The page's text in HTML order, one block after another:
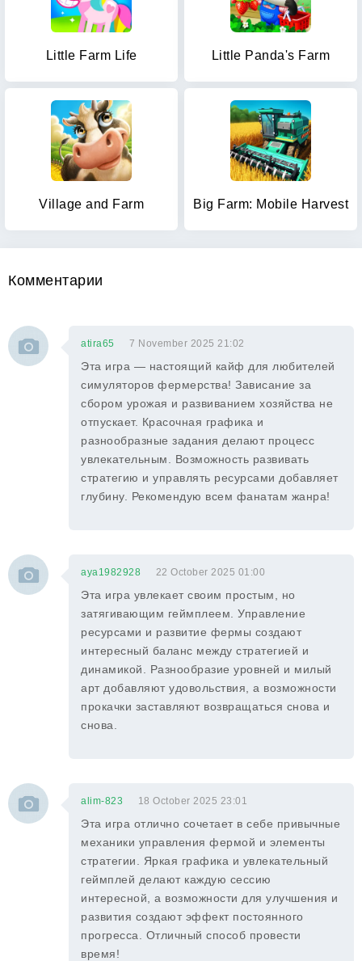
Little Farm Life Little Panda's Farm
Village and Farm Big Farm: Mobile Harvest
Комментарии
atira65 7 November 2025 21:02
Эта игра — настоящий кайф для любителей
симуляторов фермерства! Зависание за
сбором урожая и развиванием хозяйства не
отпускает. Красочная графика и
разнообразные задания делают процесс
увлекательным. Возможность развивать
стратегию и управлять ресурсами добавляет
глубину. Рекомендую всем фанатам жанра!
aya1982928 22 October 2025 01:00
Эта игра увлекает своим простым, но
затягивающим геймплеем. Управление
ресурсами и развитие фермы создают
интересный баланс между стратегией и
динамикой. Разнообразие уровней и милый
арт добавляют удовольствия, а возможности
прокачки заставляют возвращаться снова и
снова.
alim-823 18 October 2025 23:01
Эта игра отлично сочетает в себе привычные
механики управления фермой и элементы
стратегии. Яркая графика и увлекательный
геймплей делают каждую сессию
интересной, а возможности для улучшения и
развития создают эффект постоянного
прогресса. Отличный способ провести
время!